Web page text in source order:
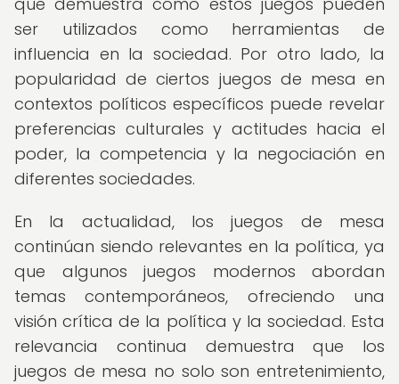
ser utilizados como herramientas de
influencia en la sociedad. Por otro lado, la
popularidad de ciertos juegos de mesa en
contextos políticos específicos puede revelar
preferencias culturales y actitudes hacia el
poder, la competencia y la negociación en
diferentes sociedades.
En la actualidad, los juegos de mesa
continúan siendo relevantes en la política, ya
que algunos juegos modernos abordan
temas contemporáneos, ofreciendo una
visión crítica de la política y la sociedad. Esta
relevancia continua demuestra que los
juegos de mesa no solo son entretenimiento,